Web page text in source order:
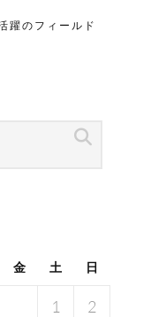
躍のフィールド
金 土 日
1 2